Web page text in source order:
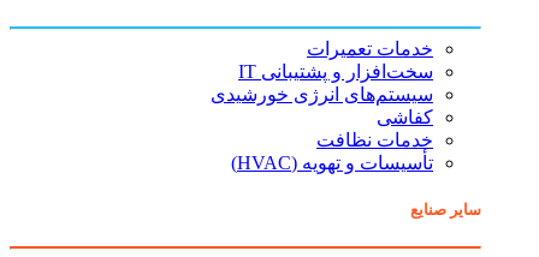
خدمات تعمیرات
سخت‌افزار و پشتیبانی IT
سیستم‌های انرژی خورشیدی
کفاشی
خدمات نظافت
تأسیسات و تهویه (HVAC)
سایر صنایع